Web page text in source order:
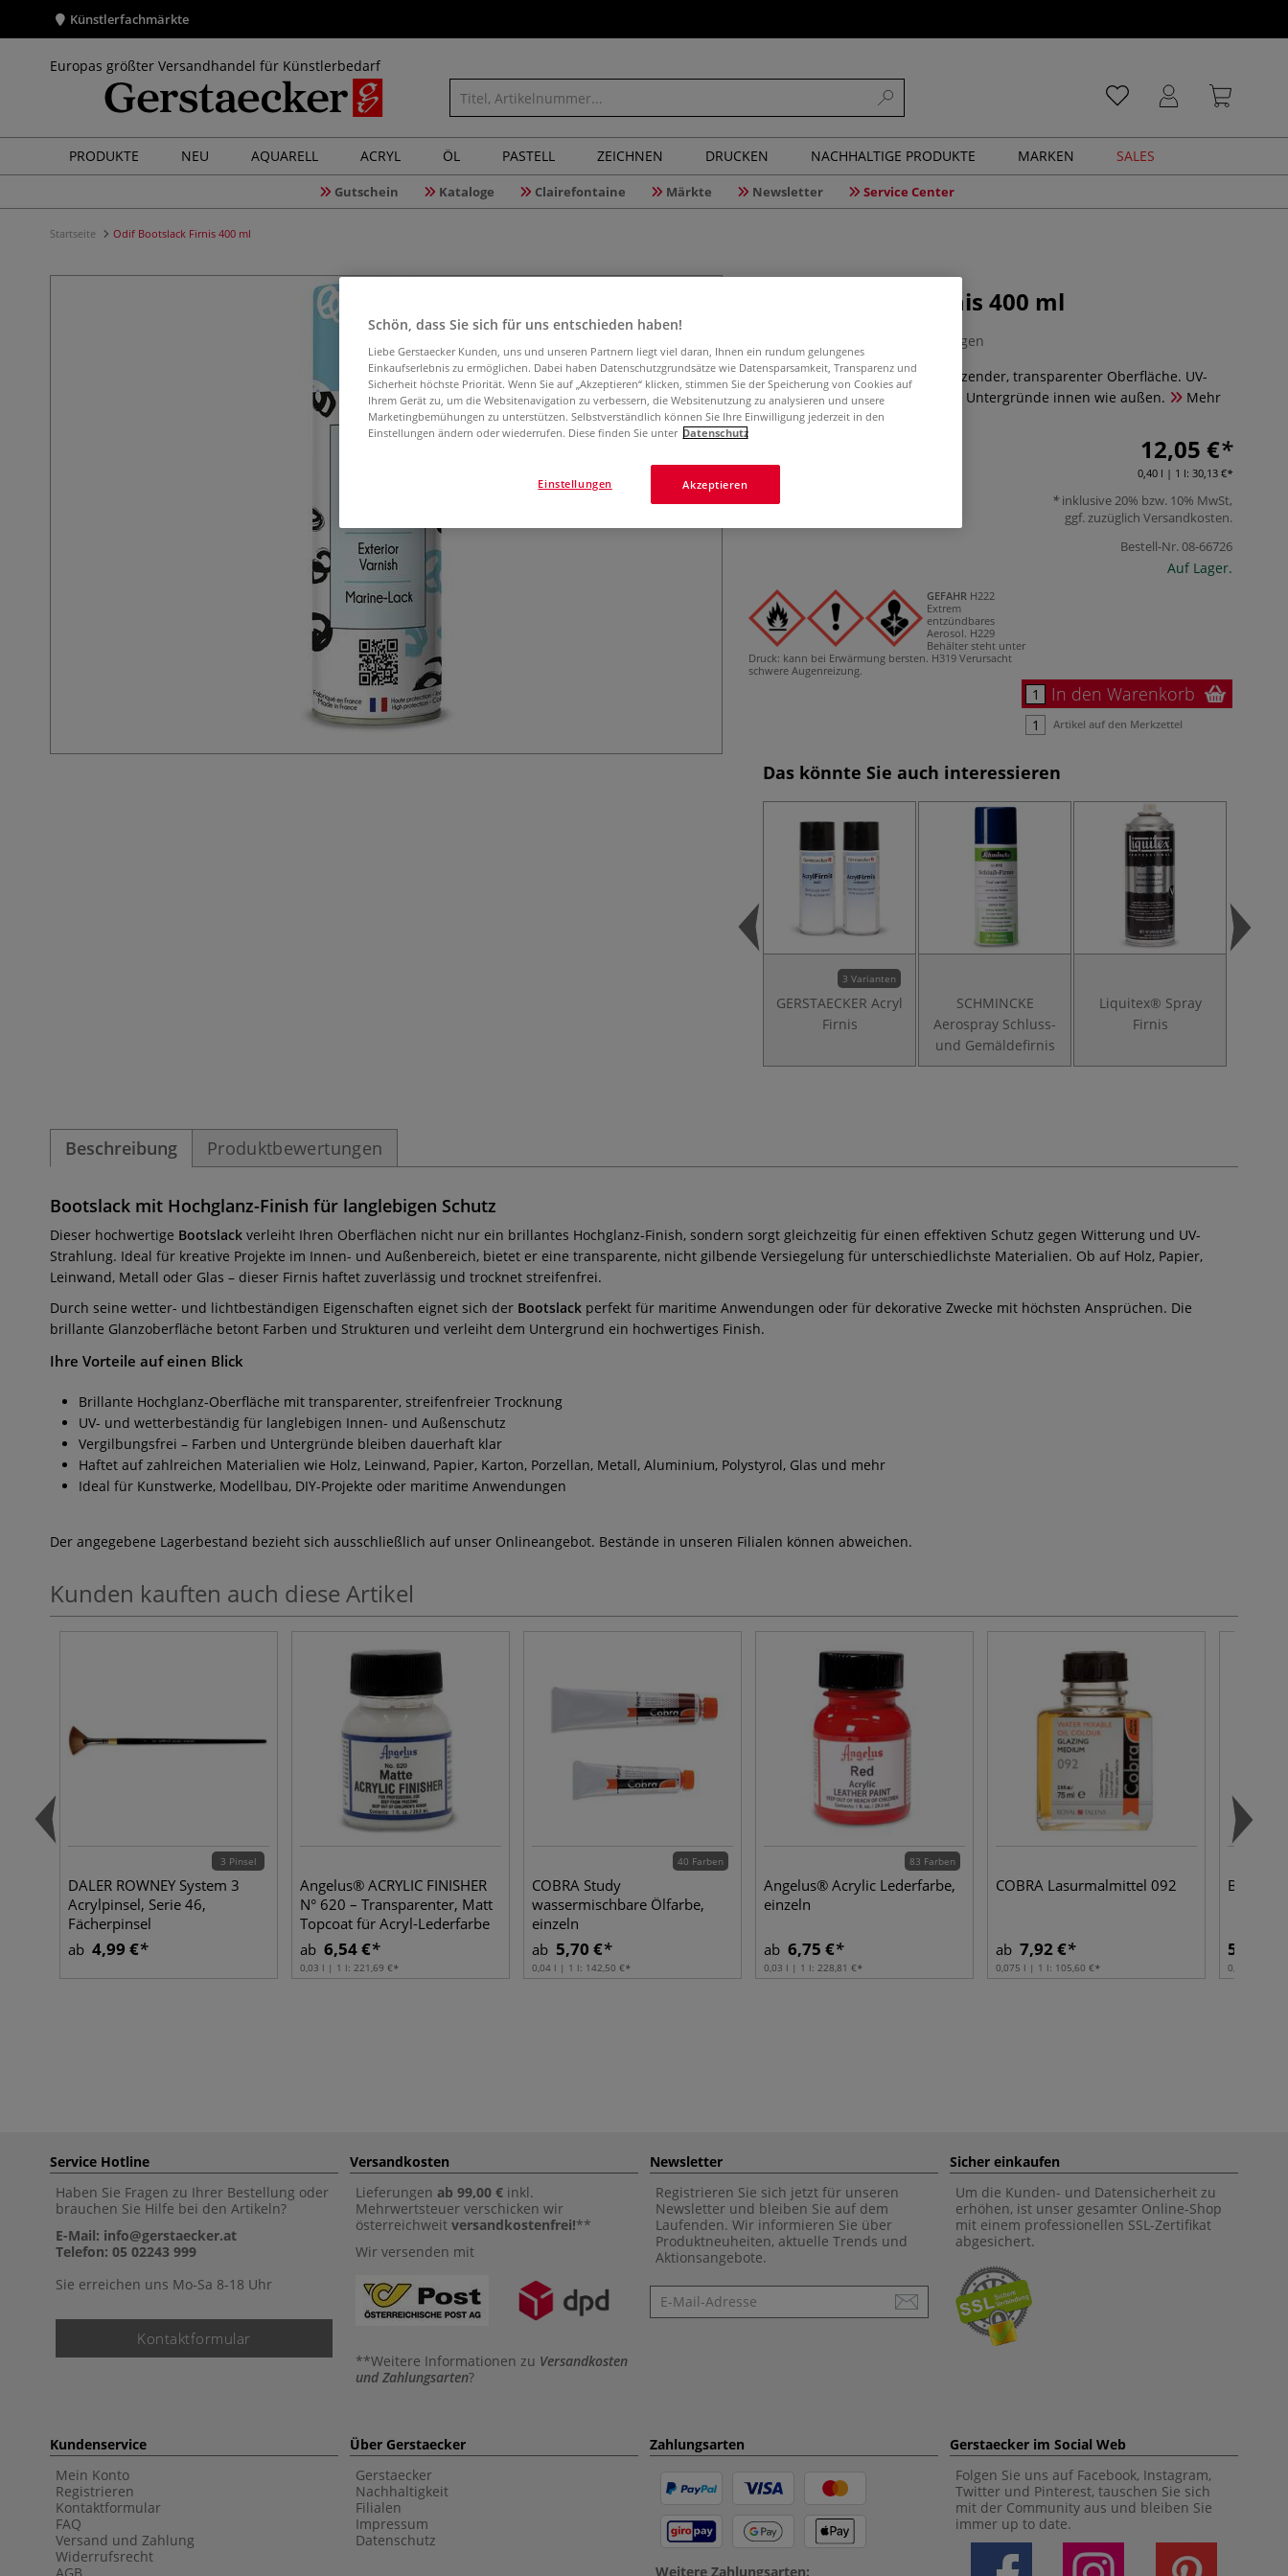
Künstlerfachmärkte
Europas größter Versandhandel für Künstlerbedarf
PRODUKTE NEU AQUARELL ACRYL ÖL PASTELL ZEICHNEN DRUCKEN NACHHALTIGE PRODUKTE MARKEN SALES
Gutschein Kataloge Clairefontaine Märkte Newsletter Service Center
Startseite Odif Bootslack Firnis 400 ml
Odif Bootslack Firnis 400 ml
0 Bewertungen
Brillanter Bootslack mit hochglänzender, transparenter Oberfläche. UV-
und wetterfest, geeignet für viele Untergründe innen wie außen.
Mehr
12,05 €
0,40 l | 1 l: 30,13 €
inklusive 20% bzw. 10% MwSt,
ggf. zuzüglich Versandkosten.
Bestell-Nr.08-66726
Auf Lager.
GEFAHR H222
Extrem
entzündbares
Aerosol. H229
Behälter steht unter
Druck: kann bei Erwärmung bersten. H319 Verursacht
schwere Augenreizung.
In den Warenkorb
Artikel auf den Merkzettel
Das könnte Sie auch interessieren
3 Varianten
GERSTAECKER Acryl
Firnis
SCHMINCKE
Aerospray Schluss-
und Gemäldefirnis
Liquitex® Spray
Firnis
Beschreibung Produktbewertungen
Bootslack mit Hochglanz-Finish für langlebigen Schutz
Dieser hochwertige Bootslack verleiht Ihren Oberflächen nicht nur ein brillantes Hochglanz-Finish, sondern sorgt gleichzeitig für einen effektiven Schutz gegen Witterung und UV-
Strahlung. Ideal für kreative Projekte im Innen- und Außenbereich, bietet er eine transparente, nicht gilbende Versiegelung für unterschiedlichste Materialien. Ob auf Holz, Papier,
Leinwand, Metall oder Glas – dieser Firnis haftet zuverlässig und trocknet streifenfrei.
Durch seine wetter- und lichtbeständigen Eigenschaften eignet sich der Bootslack perfekt für maritime Anwendungen oder für dekorative Zwecke mit höchsten Ansprüchen. Die
brillante Glanzoberfläche betont Farben und Strukturen und verleiht dem Untergrund ein hochwertiges Finish.
Ihre Vorteile auf einen Blick
Brillante Hochglanz-Oberfläche mit transparenter, streifenfreier Trocknung
UV- und wetterbeständig für langlebigen Innen- und Außenschutz
Vergilbungsfrei – Farben und Untergründe bleiben dauerhaft klar
Haftet auf zahlreichen Materialien wie Holz, Leinwand, Papier, Karton, Porzellan, Metall, Aluminium, Polystyrol, Glas und mehr
Ideal für Kunstwerke, Modellbau, DIY-Projekte oder maritime Anwendungen
Der angegebene Lagerbestand bezieht sich ausschließlich auf unser Onlineangebot. Bestände in unseren Filialen können abweichen.
Kunden kauften auch diese Artikel
3 Pinsel
DALER ROWNEY System 3
Acrylpinsel, Serie 46,
Fächerpinsel
ab 4,99 €
Angelus® ACRYLIC FINISHER
N° 620 – Transparenter, Matt
Topcoat für Acryl-Lederfarbe
ab 6,54 €
0,03 l | 1 l: 221,69 €
40 Farben
COBRA Study
wassermischbare Ölfarbe,
einzeln
ab 5,70 €
0,04 l | 1 l: 142,50 €
83 Farben
Angelus® Acrylic Lederfarbe,
einzeln
ab 6,75 €
0,03 l | 1 l: 228,81 €
COBRA Lasurmalmittel 092
ab 7,92 €
0,075 l | 1 l: 105,60 €
BOTZ
5,16 €
0,036 l | 1 l:
Service Hotline
Haben Sie Fragen zu Ihrer Bestellung oder
brauchen Sie Hilfe bei den Artikeln?
E-Mail: info@gerstaecker.at
Telefon: 05 02243 999
Sie erreichen uns Mo-Sa 8-18 Uhr
Kontaktformular
Versandkosten
Lieferungen ab 99,00 € inkl.
Mehrwertsteuer verschicken wir
österreichweit versandkostenfrei!**
Wir versenden mit
**Weitere Informationen zu Versandkosten
und Zahlungsarten?
Newsletter
Registrieren Sie sich jetzt für unseren
Newsletter und bleiben Sie auf dem
Laufenden. Wir informieren Sie über
Produktneuheiten, aktuelle Trends und
Aktionsangebote.
Newsletter
Sicher einkaufen
Um die Kunden- und Datensicherheit zu
erhöhen, ist unser gesamter Online-Shop
mit einem professionellen SSL-Zertifikat
abgesichert.
Kundenservice
Mein Konto
Registrieren
Kontaktformular
FAQ
Versand und Zahlung
Widerrufsrecht
Über Gerstaecker
Gerstaecker
Nachhaltigkeit
Filialen
Impressum
Datenschutz
Zahlungsarten
Weitere Zahlungsarten:
Gerstaecker im Social Web
Folgen Sie uns auf Facebook, Instagram,
Twitter und Pinterest, tauschen Sie sich
mit der Community aus und bleiben Sie
immer up to date.
Schön, dass Sie sich für uns entschieden haben!
Liebe Gerstaecker Kunden, uns und unseren Partnern liegt viel daran, Ihnen ein rundum gelungenes
Einkaufserlebnis zu ermöglichen. Dabei haben Datenschutzgrundsätze wie Datensparsamkeit, Transparenz und
Sicherheit höchste Priorität. Wenn Sie auf „Akzeptieren“ klicken, stimmen Sie der Speicherung von Cookies auf
Ihrem Gerät zu, um die Websitenavigation zu verbessern, die Websitenutzung zu analysieren und unsere
Marketingbemühungen zu unterstützen. Selbstverständlich können Sie Ihre Einwilligung jederzeit in den
Einstellungen ändern oder wiederrufen. Diese finden Sie unter Datenschutz
Akzeptieren
Einstellungen